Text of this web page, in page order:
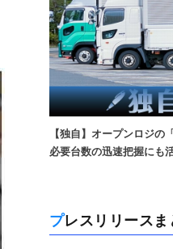
【独自】オープンロジの
必要台数の迅速把握にも
プレスリリース